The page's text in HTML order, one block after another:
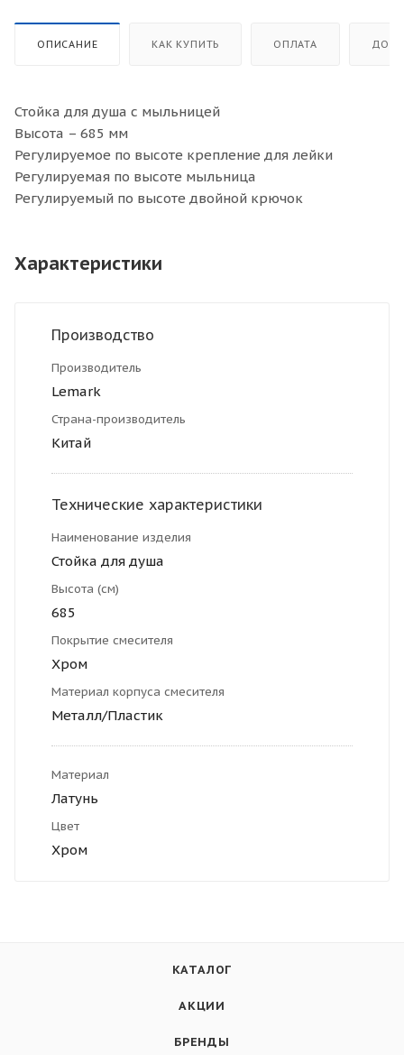
ОПИСАНИЕ КАК КУПИТЬ ОПЛАТА
Стойка для душа с мыльницей
Высота – 685 мм
Регулируемое по высоте крепление для лейки
Регулируемая по высоте мыльница
Регулируемый по высоте двойной крючок
Характеристики
Производство
Производитель
Lemark
Страна-производитель
Китай
Технические характеристики
Наименование изделия
Стойка для душа
Высота (см)
685
Покрытие смесителя
Хром
Материал корпуса смесителя
Металл/Пластик
Материал
Латунь
Цвет
Хром
КАТАЛОГ
АКЦИИ
БРЕНДЫ